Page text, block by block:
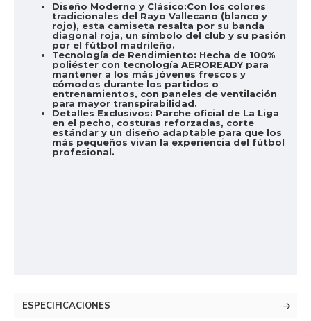
Diseño Moderno y Clásico:Con los colores
tradicionales del Rayo Vallecano (blanco y
rojo), esta camiseta resalta por su banda
diagonal roja, un símbolo del club y su pasión
por el fútbol madrileño.
Tecnología de Rendimiento: Hecha de 100%
poliéster con tecnología AEROREADY para
mantener a los más jóvenes frescos y
cómodos durante los partidos o
entrenamientos, con paneles de ventilación
para mayor transpirabilidad.
Detalles Exclusivos: Parche oficial de La Liga
en el pecho, costuras reforzadas, corte
estándar y un diseño adaptable para que los
más pequeños vivan la experiencia del fútbol
profesional.
ESPECIFICACIONES